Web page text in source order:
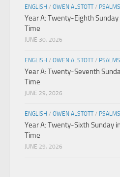
ENGLISH / OWEN ALSTOTT/ PSALMS
Year A: Twenty-Eighth
Time
JUNE 30, 2026
ENGLISH / OWEN ALSTOTT/ PSALMS
Year A: Twenty-Seventh
Time
JUNE 29, 2026
ENGLISH / OWEN ALSTOTT/ PSALMS
Year A: Twenty-Sixth Sunday
Time
JUNE 29, 2026